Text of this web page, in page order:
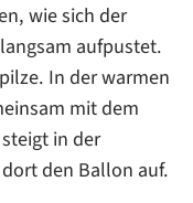
wie sich der
aufpustet.
In der warmen
mit dem
in der
den Ballon auf.